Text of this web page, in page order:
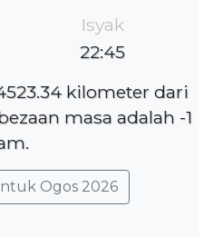
Isyak
22:45
kilometer dari
masa adalah -1
Ogos 2026